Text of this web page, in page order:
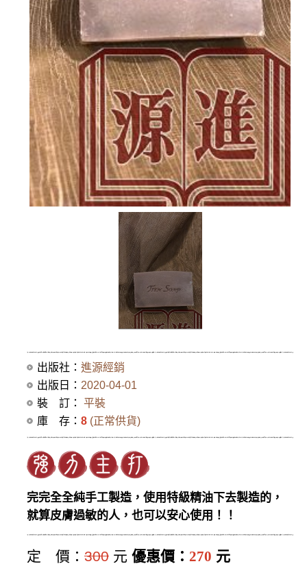
出版社： 進源經銷
出版日： 2020-04-01
裝 訂： 平裝
庫 存： 8 (正常供貨)
完完全全純手工製造，使用特級精油下去製造的，
就算皮膚過敏的人，也可以安心使用！！
定 價： 300 元 優惠價： 270 元